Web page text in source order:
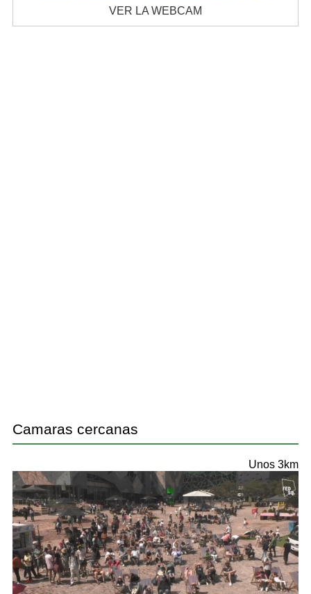
VER LA WEBCAM
Camaras cercanas
Unos 3km